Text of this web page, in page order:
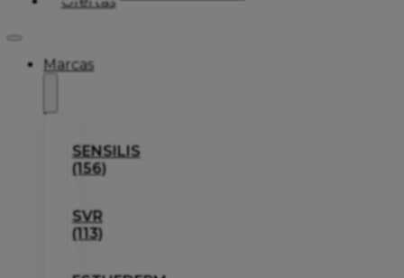
Marcas
SENSILIS
(156)
SVR
(113)